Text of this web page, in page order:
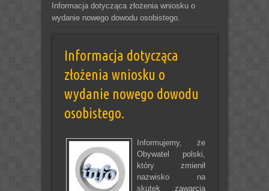
Informacja dotycząca złożenia wniosku o
wydanie nowego dowodu osobistego.
Informacja dotycząca
złożenia wniosku o
wydanie nowego dowodu
osobistego.
Informujemy, że
Obywatel polski,
który zmienił
nazwisko na
skutek zawarcia